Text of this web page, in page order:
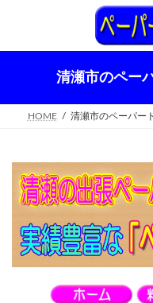
ン
キ
ー
に
清瀬市のペー
HOME 清瀬市のペーパー